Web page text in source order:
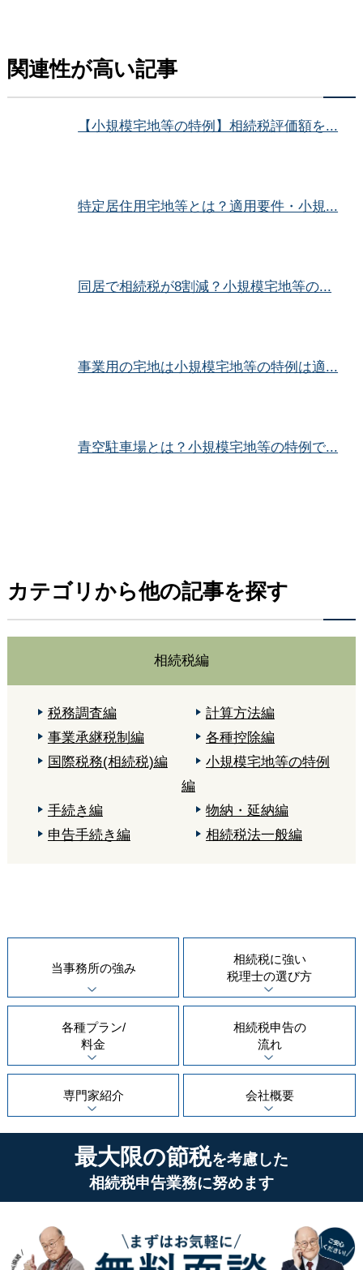
関連性が高い記事
【小規模宅地等の特例】相続税評価額を...
特定居住用宅地等とは？適用要件・小規...
同居で相続税が8割減？小規模宅地等の...
事業用の宅地は小規模宅地等の特例は適...
青空駐車場とは？小規模宅地等の特例で...
カテゴリから他の記事を探す
相続税編
税務調査編
計算方法編
事業承継税制編
各種控除編
国際税務(相続税)編
小規模宅地等の特例
編
手続き編
物納・延納編
申告手続き編
相続税法一般編
当事務所の強み
相続税に強い
税理士の選び方
各種プラン/
料金
相続税申告の
流れ
専門家紹介 会社概要
最大限の節税を考慮した
相続税申告業務に努めます